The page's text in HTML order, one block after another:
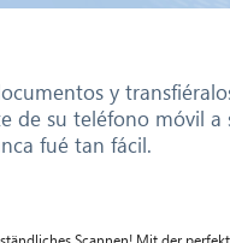
y
de su teléfono móvil a
fué tan fácil.